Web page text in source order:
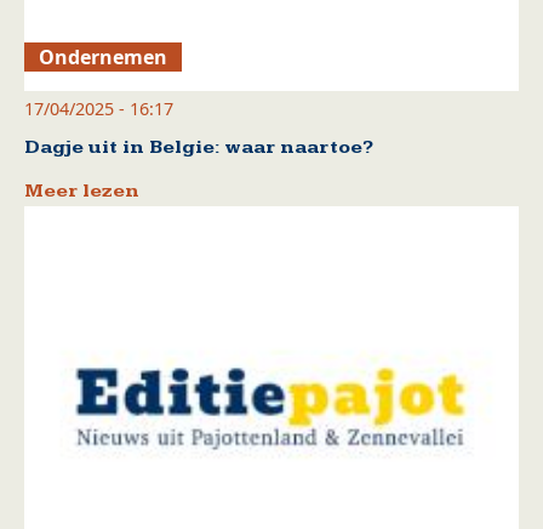
Ondernemen
17/04/2025 - 16:17
Dagje uit in Belgie: waar naartoe?
Meer lezen